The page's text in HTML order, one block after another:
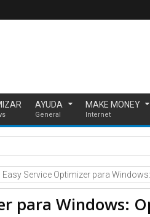
AYUDA
General
MAKE MONEY
Internet
el sismo: 3 zonas de tu casa
Easy Service Optimizer para
para Windows: